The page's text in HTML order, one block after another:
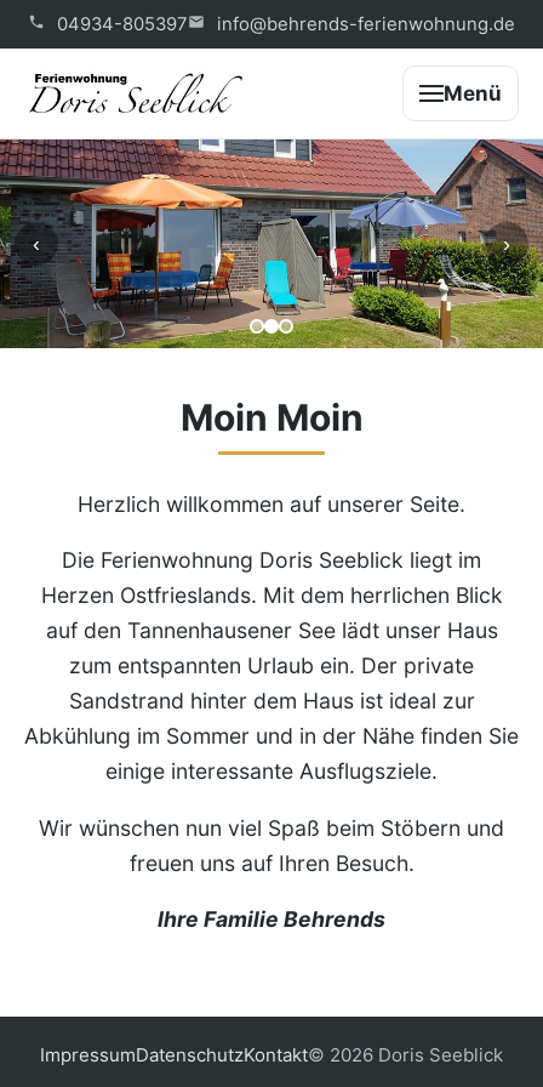
04934-805397 info@behrends-ferienwohnung.de
Menü
‹ ›
Moin Moin
Herzlich willkommen auf unserer Seite.
Die Ferienwohnung Doris Seeblick liegt im
Herzen Ostfrieslands. Mit dem herrlichen Blick
auf den Tannenhausener See lädt unser Haus
zum entspannten Urlaub ein. Der private
Sandstrand hinter dem Haus ist ideal zur
Abkühlung im Sommer und in der Nähe finden Sie
einige interessante Ausflugsziele.
Wir wünschen nun viel Spaß beim Stöbern und
freuen uns auf Ihren Besuch.
Ihre Familie Behrends
ImpressumDatenschutzKontakt© 2026 Doris Seeblick